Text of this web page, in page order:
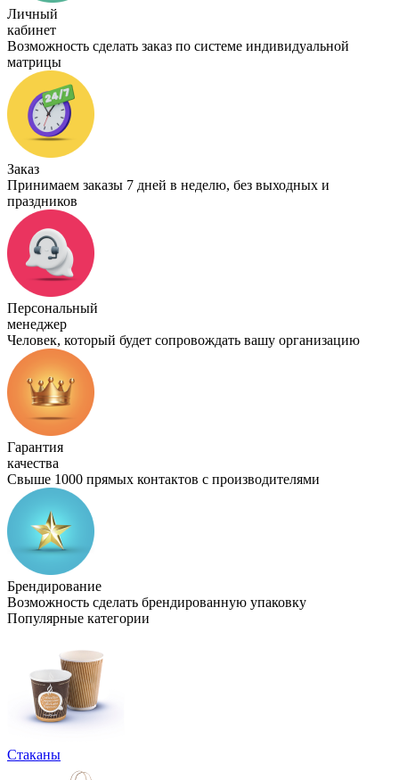
Личный
кабинет
Возможность сделать заказ по системе индивидуальной
матрицы
Заказ
Принимаем заказы 7 дней в неделю, без выходных и
праздников
Персональный
менеджер
Человек, который будет сопровождать вашу организацию
Гарантия
качества
Свыше 1000 прямых контактов с производителями
Брендирование
Возможность сделать брендированную упаковку
Популярные категории
Стаканы